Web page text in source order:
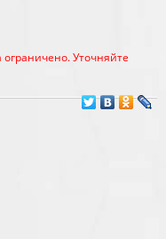
Уточняйте